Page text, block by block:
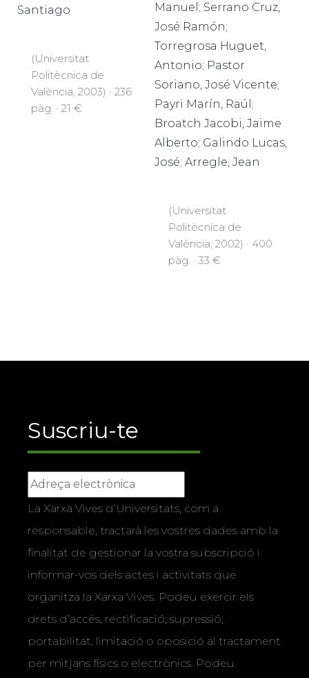
Santiago
(Universitat
Politècnica de
València, 2003) · 236
pàg. · 21 €
Manuel; Serrano Cruz,
José Ramón;
Torregrosa Huguet,
Antonio; Pastor
Soriano, José Vicente;
Payri Marín, Raúl;
Broatch Jacobi, Jaime
Alberto; Galindo Lucas,
José; Arregle, Jean
(Universitat
Politècnica de
València, 2002) · 400
pàg. · 33 €
Suscriu-te
La Xarxa Vives d’Universitats, com a
responsable, tractarà les vostres dades amb la
finalitat de gestionar la vostra subscripció i
informar-vos dels actes i activitats que
organitza la Xarxa Vives. Podeu exercir els
drets d’accés, rectificació, supressió,
portabilitat, limitació o oposició al tractament
per mitjans físics o electrònics. Podeu